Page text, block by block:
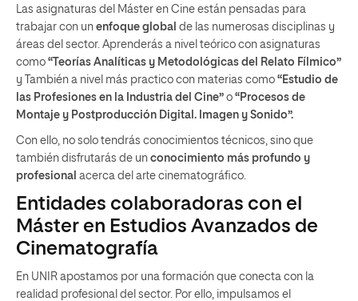
Las asignaturas del Máster en Cine están pensadas para
trabajar con un enfoque global de las numerosas disciplinas y
áreas del sector. Aprenderás a nivel teórico con asignaturas
como “Teorías Analíticas y Metodológicas del Relato Fílmico”
y También a nivel más practico con materias como “Estudio de
las Profesiones en la Industria del Cine” o “Procesos de
Montaje y Postproducción Digital. Imagen y Sonido”.
Con ello, no solo tendrás conocimientos técnicos, sino que
también disfrutarás de un conocimiento más profundo y
profesional acerca del arte cinematográfico.
Entidades colaboradoras con el
Máster en Estudios Avanzados de
Cinematografía
En UNIR apostamos por una formación que conecta con la
realidad profesional del sector. Por ello, impulsamos el